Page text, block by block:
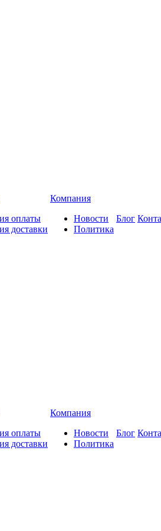
оплаты
доставки
Компания
Новости
Политика
Блог
оплаты
доставки
Компания
Новости
Политика
Блог